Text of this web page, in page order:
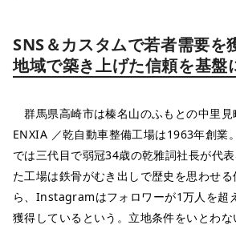
SNS＆カスタムで若者需要を
地域で築き上げた信頼を基盤
群馬県高崎市は榛名山のふもとの中里見
ENXIA ／乾自動車整備工場は1963年創業
では三代目で弱冠34歳の乾雅詞社長が代
た工場は鉄骨がむき出しで歴史を思わせ
ら、Instagramはフォロワーが1万人を超
獲得しているという。立地条件をいとわ